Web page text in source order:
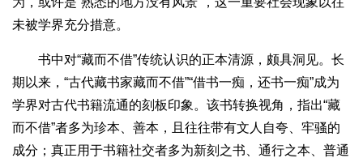
未被学界充分措意。
书中对“藏而不借”传统认识的正本清源，颇具洞见。长
期以来，“古代藏书家藏而不借”“借书一痴，还书一痴”成为
学界对古代书籍流通的刻板印象。该书转换视角，指出“藏
而不借”者多为珍本、善本，且往往带有文人自夸、牢骚的
成分；真正用于书籍社交者多为新刻之书、通行之本、普通